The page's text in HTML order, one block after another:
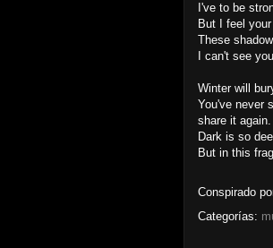
I've to be
But I feel
These
I can't see
Winter will
You've never
share it again.
Dark is so
But in this
Conspirado
Categorías: